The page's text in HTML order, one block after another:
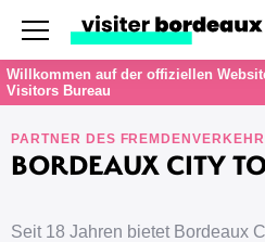
Menu
Willkommen auf der offiziellen
Visitors Bureau
PARTNER DES
BORDEAUX CITY
Seit 18 Jahren bietet Bordeaux